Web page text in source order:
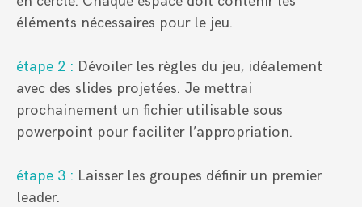
éléments nécessaires pour le jeu.
étape 2 : Dévoiler les règles du jeu, idéalement
avec des slides projetées. Je mettrai
prochainement un fichier utilisable sous
powerpoint pour faciliter l’appropriation.
étape 3 : Laisser les groupes définir un premier
leader.